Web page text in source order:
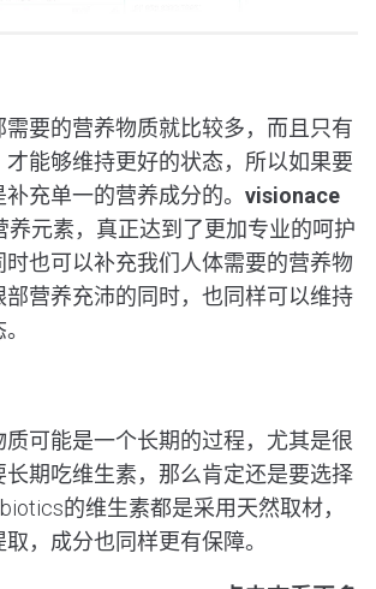
需要的营养物质就比较多，而且只有
能够维持更好的状态，所以如果要
充单一的营养成分的。 visionace
养元素，真正达到了更加专业的呵护
时也可以补充我们人体需要的营养物
部营养充沛的同时，也同样可以维持
质可能是一个长期的过程，尤其是很
长期吃维生素，那么肯定还是要选择
的维生素都是采用天然取材，
，成分也同样更有保障。